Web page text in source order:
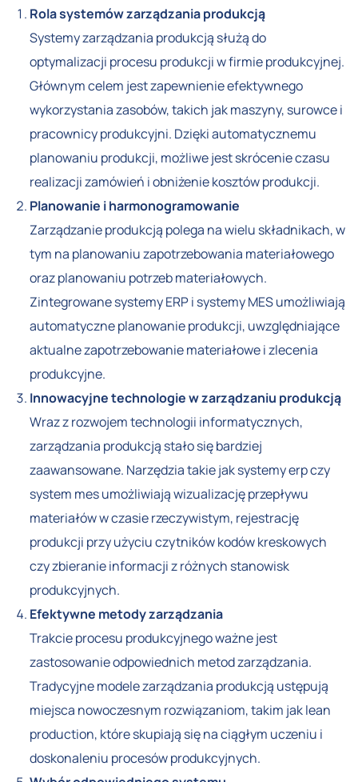
Rola systemów zarządzania produkcją
Systemy zarządzania produkcją służą do
optymalizacji procesu produkcji w firmie produkcyjnej.
Głównym celem jest zapewnienie efektywnego
wykorzystania zasobów, takich jak maszyny, surowce i
pracownicy produkcyjni. Dzięki automatycznemu
planowaniu produkcji, możliwe jest skrócenie czasu
realizacji zamówień i obniżenie kosztów produkcji.
Planowanie i harmonogramowanie
Zarządzanie produkcją polega na wielu składnikach, w
tym na planowaniu zapotrzebowania materiałowego
oraz planowaniu potrzeb materiałowych.
Zintegrowane systemy ERP i systemy MES umożliwiają
automatyczne planowanie produkcji, uwzględniające
aktualne zapotrzebowanie materiałowe i zlecenia
produkcyjne.
Innowacyjne technologie w zarządzaniu produkcją
Wraz z rozwojem technologii informatycznych,
zarządzania produkcją stało się bardziej
zaawansowane. Narzędzia takie jak systemy erp czy
system mes umożliwiają wizualizację przepływu
materiałów w czasie rzeczywistym, rejestrację
produkcji przy użyciu czytników kodów kreskowych
czy zbieranie informacji z różnych stanowisk
produkcyjnych.
Efektywne metody zarządzania
Trakcie procesu produkcyjnego ważne jest
zastosowanie odpowiednich metod zarządzania.
Tradycyjne modele zarządzania produkcją ustępują
miejsca nowoczesnym rozwiązaniom, takim jak lean
production, które skupiają się na ciągłym uczeniu i
doskonaleniu procesów produkcyjnych.